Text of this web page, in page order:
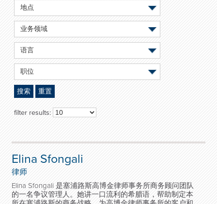
地点
业务领域
语言
职位
搜索 重置
filter results:
Elina Sfongali
律师
Elina Sfongali 是塞浦路斯高博金律师事务所商务顾问团队
的一名争议管理人。她讲一口流利的希腊语，帮助制定本